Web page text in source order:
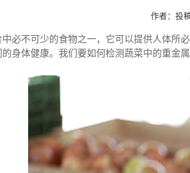
作者：投
不可少的食物之一，它可以提供人体所
身体健康。我们要如何检测蔬菜中的重金属